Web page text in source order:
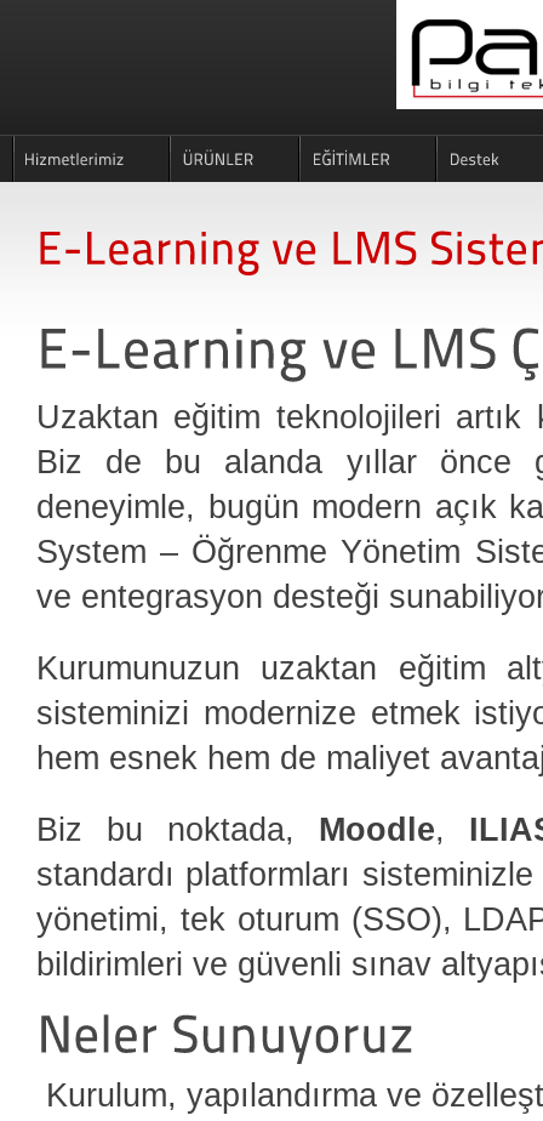
Uzaktan eğitim teknolojileri
Biz de bu alanda yıllar önce
deneyimle, bugün modern açık
System – Öğrenme Yönetim
ve entegrasyon desteği
Kurumunuzun uzaktan eğitim
sisteminizi modernize etmek
hem esnek hem de maliyet
Biz bu noktada, Moodle,
standardı platformları
yönetimi, tek oturum (SSO),
bildirimleri ve güvenli sınav
Kurulum, yapılandırma ve